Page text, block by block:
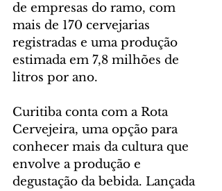
de empresas do ramo, com
mais de 170 cervejarias
registradas e uma produção
estimada em 7,8 milhões de
litros por ano.
Curitiba conta com a Rota
Cervejeira, uma opção para
conhecer mais da cultura que
envolve a produção e
degustação da bebida. Lançada